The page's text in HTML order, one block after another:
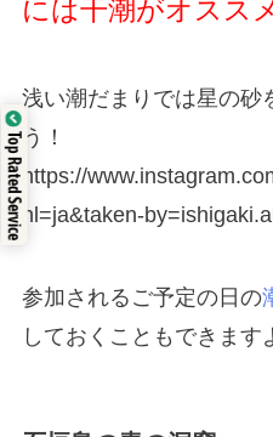
には干潮がオスス
浅い潮だまりでは星の砂
う！
https://
hl=ja&taken-
参加されるご予定の日の
しておくこともできます
Top Rated Service